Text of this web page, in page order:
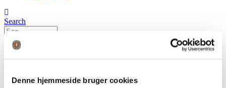
Denne hjemmeside bruger cookies
Search